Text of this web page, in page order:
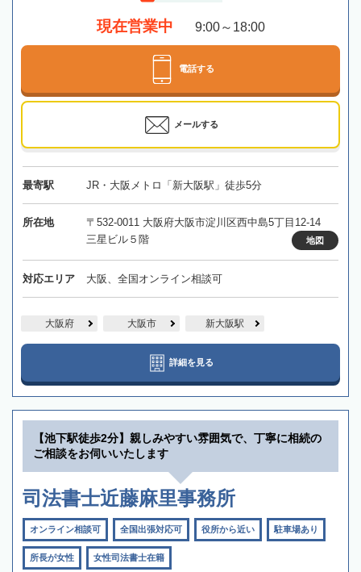
現在営業中 9:00～18:00
電話する
メールする
最寄駅 JR・大阪メトロ「新大阪駅」徒歩5分
所在地
〒532-0011 大阪府大阪市淀川区西中島5丁目12-14
三星ビル５階
地図
対応エリア 大阪、全国オンライン相談可
大阪府 大阪市 新大阪駅
詳細を見る
【池下駅徒歩2分】親しみやすい雰囲気で、丁寧に相続の
ご相談をお伺いいたします
司法書士近藤麻里事務所
オンライン相談可 全国出張対応可 役所から近い 駐車場あり
所長が女性 女性司法書士在籍